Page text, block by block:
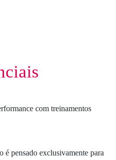
com treinamentos
é pensado exclusivamente para